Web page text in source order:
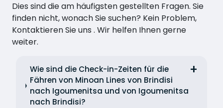
Dies sind die am häufigsten gestellten Fragen. Sie
finden nicht, wonach Sie suchen? Kein Problem,
Kontaktieren Sie uns . Wir helfen Ihnen gerne
weiter.
Wie sind die Check-in-Zeiten für die
Fähren von Minoan Lines von Brindisi
nach Igoumenitsa und von Igoumenitsa
nach Brindisi?